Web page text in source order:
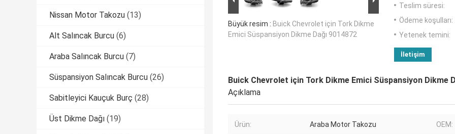
Nissan Motor Takozu (13)
Alt Salıncak Burcu (6)
Araba Salıncak Burcu (7)
Süspansiyon Salıncak Burcu (26)
Sabitleyici Kauçuk Burç (28)
Üst Dikme Dağı (19)
Büyük resim : Buick Chevrolet için Tork Dikme
Emici Süspansiyon Dikme Dağı 9014872
Teslim süresi:
Ödeme koşulları:
Yetenek temini:
İletişim
Buick Chevrolet için Tork Dikme Emici Süspansiyon Dikme
Açıklama
Ürün: Araba Motor Takozu OEM: